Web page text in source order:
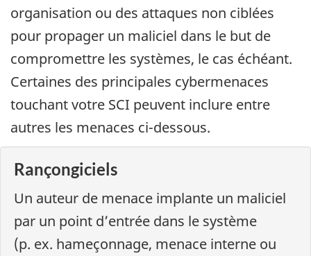
organisation ou des attaques non ciblées
pour propager un maliciel dans le but de
compromettre les systèmes, le cas échéant.
Certaines des principales cybermenaces
touchant votre SCI peuvent inclure entre
autres les menaces ci-dessous.
Rançongiciels
Un auteur de menace implante un maliciel
par un point d’entrée dans le système
(p. ex. hameçonnage, menace interne ou